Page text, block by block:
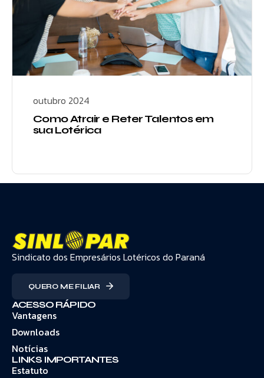
outubro 2024
Como Atrair e Reter Talentos em
sua Lotérica
Sindicato dos Empresários Lotéricos do Paraná
QUERO ME FILIAR
ACESSO RÁPIDO
Vantagens
Downloads
Notícias
LINKS IMPORTANTES
Estatuto